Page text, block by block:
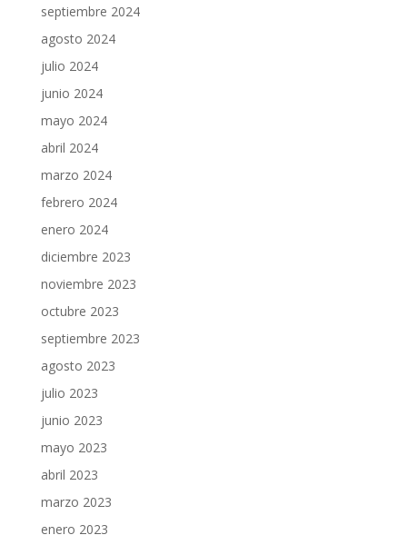
septiembre 2024
agosto 2024
julio 2024
junio 2024
mayo 2024
abril 2024
marzo 2024
febrero 2024
enero 2024
diciembre 2023
noviembre 2023
octubre 2023
septiembre 2023
agosto 2023
julio 2023
junio 2023
mayo 2023
abril 2023
marzo 2023
enero 2023